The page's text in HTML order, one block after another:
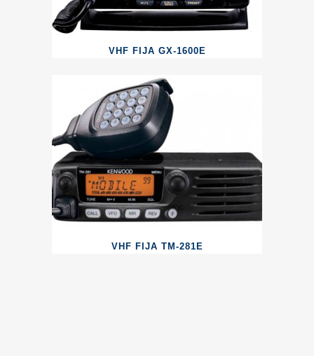
VHF FIJA GX-1600E
VHF FIJA TM-281E